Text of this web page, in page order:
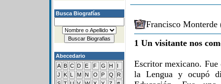
Busca Biografías
Abecedario
A B C D E F G H
I
J
K L M N O P Q
R
Francisco
1 Un visitante nos
Escritor mexicano.
la Lengua y ocupó